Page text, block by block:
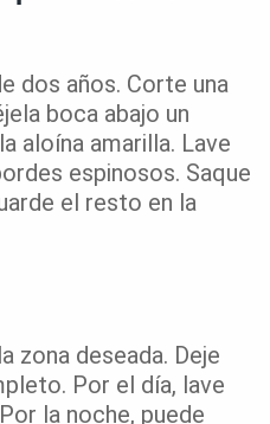
dos años. Corte una
boca abajo un
aloína amarilla. Lave
espinosos. Saque
el resto en la
zona deseada. Deje
Por el día, lave
la noche, puede